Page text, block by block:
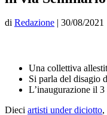
di Redazione | 30/08/2021
Una collettiva
Si parla del disagio
L’inaugurazione il
Dieci artisti under diciotto,